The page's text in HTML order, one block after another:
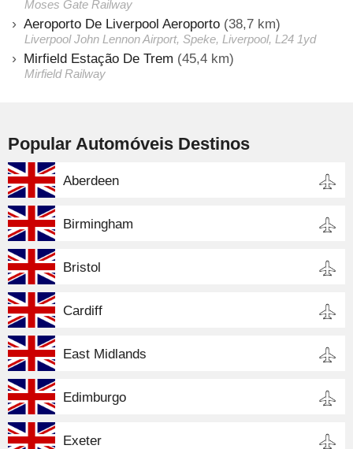
Moses Gate Railway
Aeroporto De Liverpool Aeroporto (38,7 km)
Liverpool John Lennon Airport, Speke, Liverpool, L24 1yd
Mirfield Estação De Trem (45,4 km)
Mirfield Railway
Popular Automóveis Destinos
Aberdeen
Birmingham
Bristol
Cardiff
East Midlands
Edimburgo
Exeter